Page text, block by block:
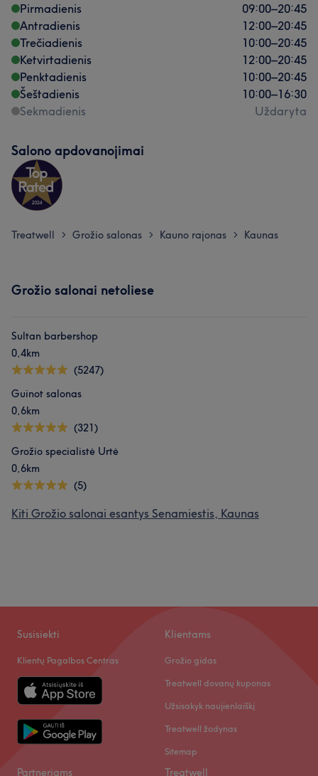
Pirmadienis
09:00–20:45
Antradienis
12:00–20:45
Trečiadienis
10:00–20:45
Ketvirtadienis
12:00–20:45
Penktadienis
10:00–20:45
Šeštadienis
10:00–16:30
Sekmadienis
Uždaryta
Salono apdovanojimai
Treatwell > Grožio salonas > Kauno rajonas > Kaunas
Grožio salonai netoliese
Sultan barbershop
0,4km
(5247)
Guinot salonas
0,6km
(321)
Grožio specialistė Urtė
0,6km
(5)
Kiti Grožio salonai esantys Senamiestis, Kaunas
Susisiekti
Klientų Pagalbos Centras
Klientams
Grožio gidas
Treatwell dovanų kuponas
Užsisakyk naujienlaiškį
Treatwell žodynas
Sitemap
Partneriams Treatwell